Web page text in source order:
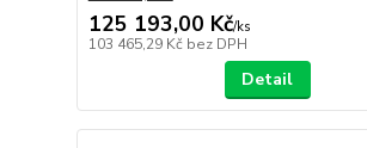
125 193,00 Kč/ks
103 465,29 Kč bez DPH
Detail